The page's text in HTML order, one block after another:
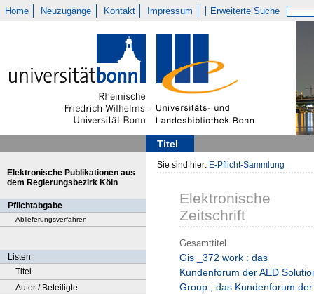
Home Neuzugänge Kontakt Impressum Erweiterte Suche
Titel
Elektronische Publikationen aus
dem Regierungsbezirk Köln
Pflichtabgabe
Ablieferungsverfahren
Listen
Titel
Autor / Beteiligte
Sie sind hier: E-Pflicht-Sammlung
Elektronische
Zeitschrift
Gesamttitel
Gis _372 work : das
Kundenforum der AED
Group ; das Kundenforum der